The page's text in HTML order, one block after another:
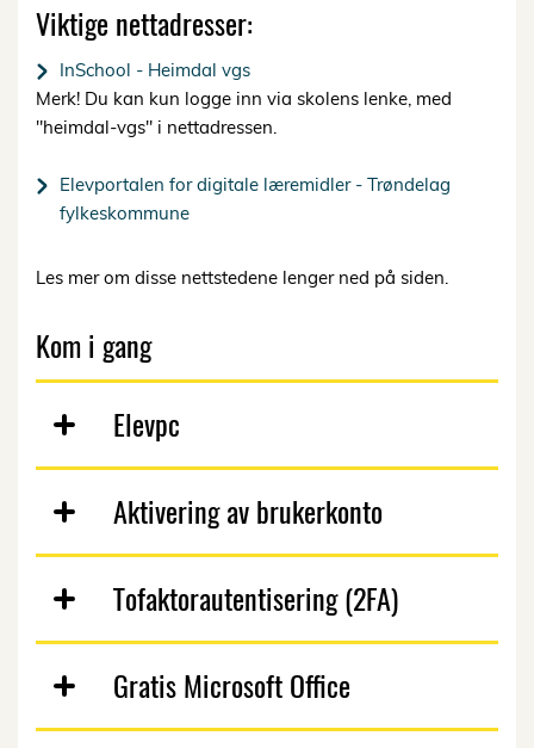
Viktige nettadresser:
InSchool - Heimdal vgs
Merk! Du kan kun logge inn via skolens lenke, med
"heimdal-vgs" i nettadressen.
Elevportalen for digitale læremidler - Trøndelag
fylkeskommune
Les mer om disse nettstedene lenger ned på siden.
Kom i gang
Elevpc
Aktivering av brukerkonto
Tofaktorautentisering (2FA)
Gratis Microsoft Office